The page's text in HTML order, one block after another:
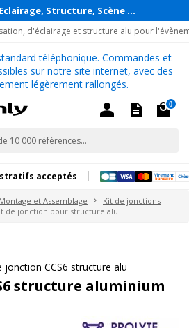
Structure, Scène ...
d'éclairage et structure alu pour
téléphonique. Commandes et
sur notre site internet, avec des
légèrement rallongés.
0
acceptés
Montage et Assemblage
Kit de jonctions
de jonction pour structure alu
jonction CCS6 structure alu
structure aluminium